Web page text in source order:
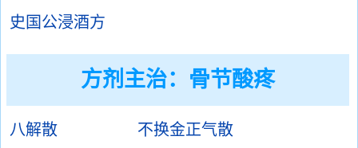
史国公浸酒方
方剂主治： 骨节酸疼
八解散
不换金正气散